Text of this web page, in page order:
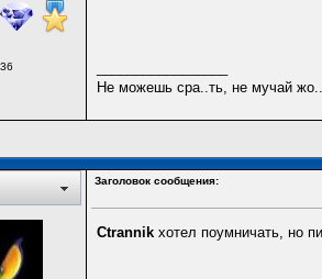
Не можешь сра..ть, не мучай
Заголовок сообщения:
Ctrannik хотел поумничать, но